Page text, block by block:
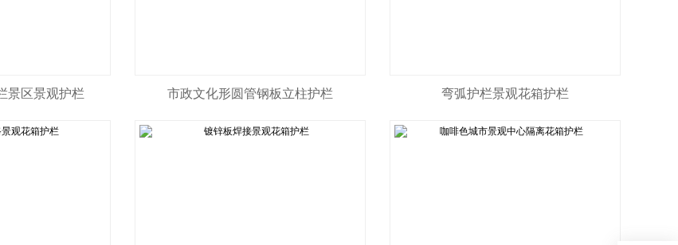
景区景观护栏 市政文化形圆管钢板立柱护栏 弯弧护栏景观花箱护栏